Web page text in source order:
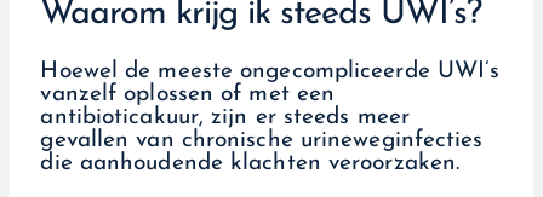
Waarom krijg ik steeds UWI’s?
Hoewel de meeste ongecompliceerde UWI’s
vanzelf oplossen of met een
antibioticakuur, zijn er steeds meer
gevallen van chronische urineweginfecties
die aanhoudende klachten veroorzaken.